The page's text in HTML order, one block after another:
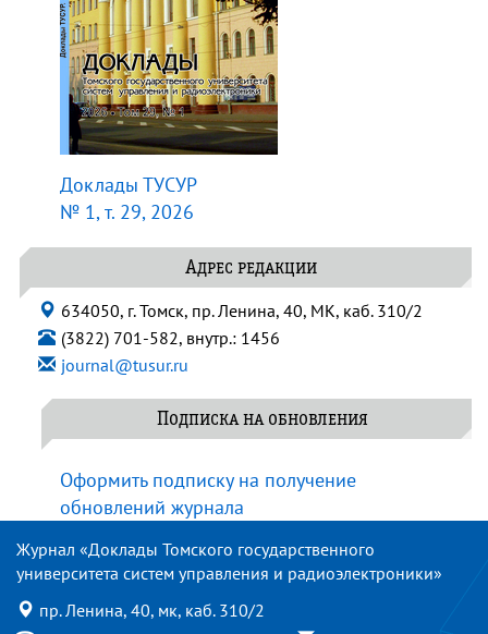
Доклады ТУСУР
№ 1, т. 29, 2026
Адрес редакции
634050, г. Томск, пр. Ленина, 40, МК, каб. 310/2
(3822) 701-582, внутр.: 1456
journal@tusur.ru
Подписка на обновления
Оформить подписку на получение
обновлений журнала
Журнал «Доклады Томского государственного
университета систем управления и радиоэлектроники»
пр. Ленина, 40, мк, каб. 310/2